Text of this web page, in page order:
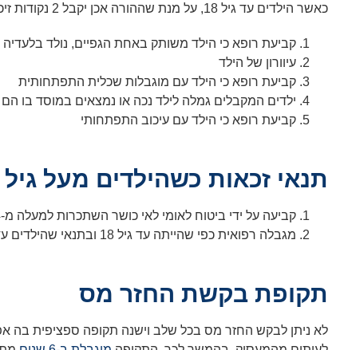
כאשר הילדים עד גיל 18, על מנת שההורה אכן יקבל 2 נקודות זיכוי בשנה, הם צריכים לענות על אחד מהקריטריונים הקבועים בחוק.
קביעת רופא כי הילד משותק באחת הגפיים, נולד
עיוורון של הילד
קביעת רופא כי הילד עם מוגבלות שכלית התפתחותית
ילדים המקבלים גמלה לילד נכה או נמצאים במוסד בו
קביעת רופא כי הילד עם עיכוב התפתחותי
תנאי זכאות כשהילדים מעל גיל 18
קביעה על ידי ביטוח לאומי לאי כושר השתכרות למעלה מ-74 אחוזים לכל החיים
מגבלה רפואית כפי שהייתה עד גיל 18 ובתנאי שהילדים עדיין בחזקת ההורים וההכנסות שלהם לא עוברות רף מסוים אשר מעליו נקבע כי הם יכולים להשתכר באופן עצמאי בכבוד
תקופת בקשת החזר מס
לא ניתן לבקש החזר מס בכל שלב וישנה תקופה ספציפית